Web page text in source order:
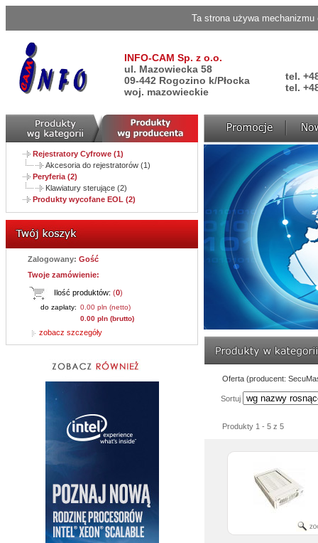
Ta strona używa
INFO-CAM Sp. z o.o.
ul. Mazowiecka 58
09-442 Rogozino k/Płocka
woj. mazowieckie
tel.
tel.
Rejestratory Cyfrowe (1)
Akcesoria do rejestratorów (1)
Peryferia (2)
Klawiatury sterujące (2)
Produkty wycofane EOL (2)
Zalogowany: Gość
Twoje zamówienie:
Ilość produktów: (0)
do zapłaty: 0.00 pln (netto)
0.00 pln (brutto)
zobacz szczegóły
Oferta (producent:
Sortuj
Produkty 1 - 5 z 5